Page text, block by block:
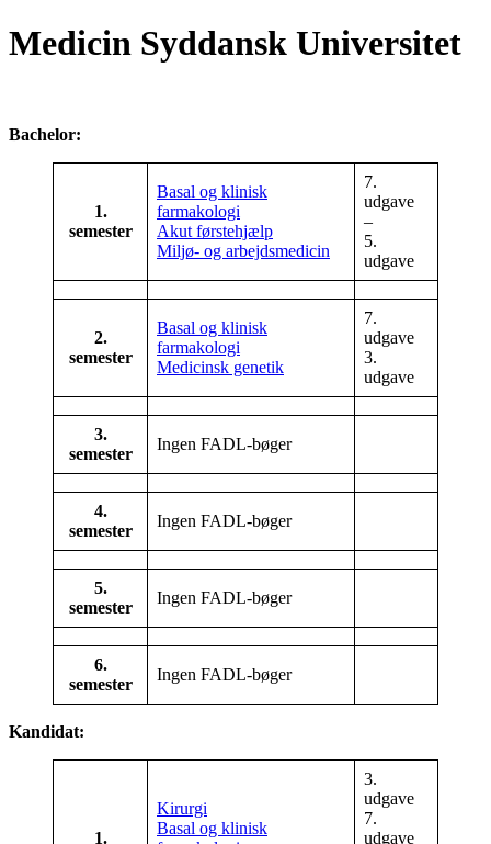
Medicin Syddansk Universitet
Bachelor:
1.
semester
Basal og klinisk
farmakologi
Akut førstehjælp
Miljø- og arbejdsmedicin
7.
udgave
–
5.
udgave
2.
semester
Basal og klinisk
farmakologi
Medicinsk genetik
7.
udgave
3.
udgave
3.
semester
Ingen FADL-bøger
4.
semester
Ingen FADL-bøger
5.
semester
Ingen FADL-bøger
6.
semester
Ingen FADL-bøger
Kandidat:
1.
Kirurgi
Basal og klinisk
3.
udgave
7.
udgave